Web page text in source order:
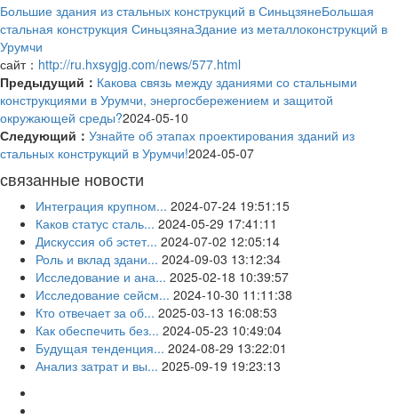
Большие здания из стальных конструкций в СиньцзянеБольшая
стальная конструкция СиньцзянаЗдание из металлоконструкций в
Урумчи
сайт： http://ru.hxsygjg.com/news/577.html
Предыдущий： Какова связь между зданиями со стальными
конструкциями в Урумчи, энергосбережением и защитой
окружающей среды?2024-05-10
Следующий： Узнайте об этапах проектирования зданий из
стальных конструкций в Урумчи!2024-05-07
связанные новости
Интеграция крупном... 2024-07-24 19:51:15
Каков статус сталь... 2024-05-29 17:41:11
Дискуссия об эстет... 2024-07-02 12:05:14
Роль и вклад здани... 2024-09-03 13:12:34
Исследование и ана... 2025-02-18 10:39:57
Исследование сейсм... 2024-10-30 11:11:38
Кто отвечает за об... 2025-03-13 16:08:53
Как обеспечить без... 2024-05-23 10:49:04
Будущая тенденция... 2024-08-29 13:22:01
Анализ затрат и вы... 2025-09-19 19:23:13